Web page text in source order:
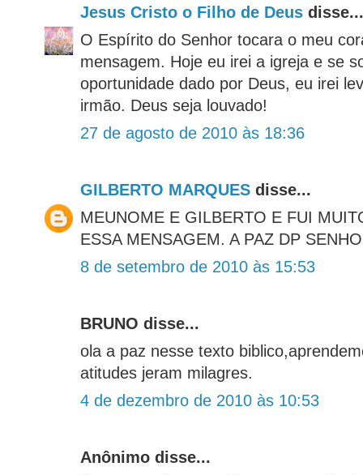
Jesus Cristo o Filho de Deus disse...
O Espírito do Senhor tocara o meu
mensagem. Hoje eu irei a igreja e se
oportunidade dado por Deus, eu irei
irmão. Deus seja louvado!
27 de agosto de 2010 às 18:36
GILBERTO MARQUES disse...
MEUNOME E GILBERTO E FUI
ESSA MENSAGEM. A PAZ DP
8 de setembro de 2010 às 15:53
BRUNO disse...
ola a paz nesse texto
atitudes jeram milagres.
4 de dezembro de 2010 às 10:53
Anônimo disse...